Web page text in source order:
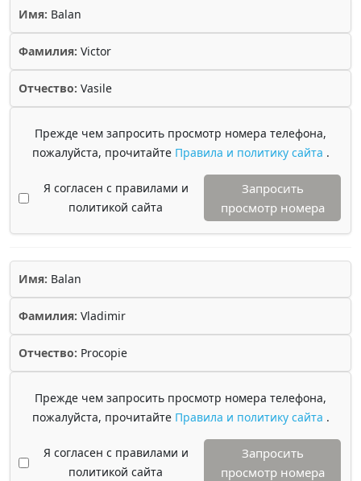
Имя: Balan
Фамилия: Victor
Отчество: Vasile
Прежде чем запросить просмотр номера телефона,
пожалуйста, прочитайте Правила и политику сайта .
Я согласен с правилами и
политикой сайта
Запросить
просмотр номера
Имя: Balan
Фамилия: Vladimir
Отчество: Procopie
Прежде чем запросить просмотр номера телефона,
пожалуйста, прочитайте Правила и политику сайта .
Я согласен с правилами и
политикой сайта
Запросить
просмотр номера